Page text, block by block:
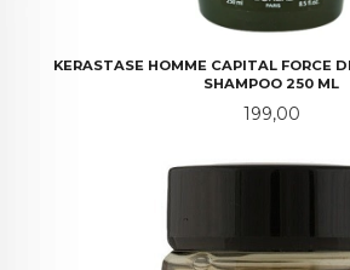
KERASTASE HOMME CAPITAL FORCE
SHAMPOO 250 ML
Pris
199,00